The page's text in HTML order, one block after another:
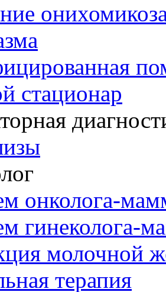
стационар
онколога-
гинеколога-
молочной
терапия